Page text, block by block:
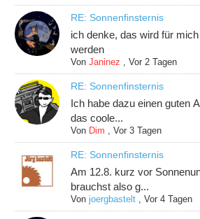
RE: Sonnenfinsternis
ich denke, das wird für
werden
VonJaninez ,Vor 2 Tagen
RE: Sonnenfinsternis
Ich habe dazu einen guten
das coole...
Von Dim ,Vor 3 Tagen
RE: Sonnenfinsternis
Am 12.8. kurz vor
brauchst also g...
Vonjoergbastelt ,Vor 4 Tagen